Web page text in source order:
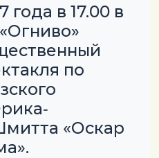
года в 17.00 в
по
«Оскар